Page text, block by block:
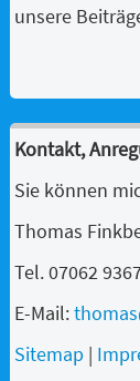
unsere
Kontakt,
Sie können
Thomas
Tel. 07062
E-Mail:
Sitemap |